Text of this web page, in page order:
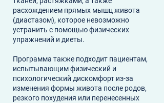
расхождением прямых мышц живота
(диастазом), которое невозможно
устранить с помощью физических
упражнений и диеты.
Программа также подходит пациентам,
испытывающим физический и
психологический дискомфорт из-за
изменения формы живота после родов,
резкого похудения или перенесенных